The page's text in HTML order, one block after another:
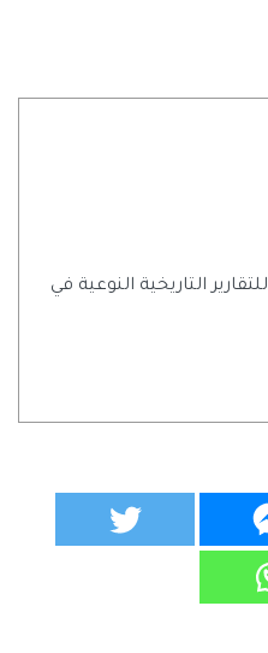
التاريخية النوعية في